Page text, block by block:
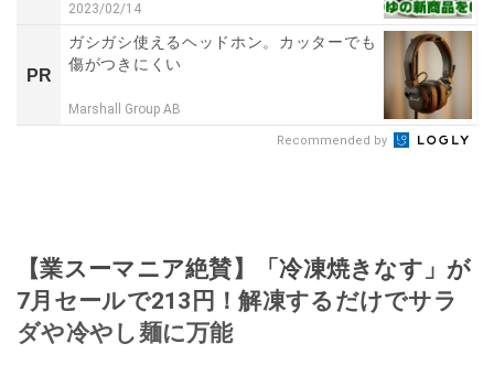
2023/02/14
PR
ガシガシ使えるヘッドホン。カッターでも
傷がつきにくい
Marshall Group AB
Recommended by
【業スーマニア絶賛】「冷凍焼きなす」が
7月セールで213円！解凍するだけでサラ
ダや冷やし麺に万能